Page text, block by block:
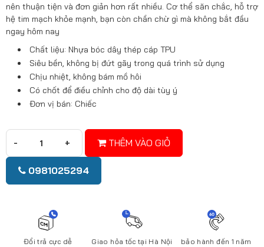
nên thuận tiện và đơn giản hơn rất nhiều. Cơ thể săn chắc, hỗ trợ
hệ tim mạch khỏe mạnh, bạn còn chần chừ gì mà không bắt đầu
ngay hôm nay
Chất liệu: Nhựa bóc dây thép cáp TPU
Siêu bền, không bị đứt gãy trong quá trình sử dụng
Chịu nhiệt, không bám mồ hôi
Có chốt để điều chỉnh cho độ dài tùy ý
Đơn vị bán: Chiếc
THÊM VÀO GIỎ
0981025294
Đổi trả cực dễ
Giao hỏa tốc tại Hà Nội
bảo hành đến 1 năm